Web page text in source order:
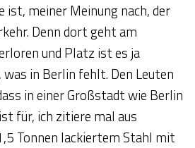
ist, meiner Meinung nach, der
Denn dort geht am
und Platz ist es ja
in Berlin fehlt. Den Leuten
in einer Großstadt wie Berlin
für, ich zitiere mal aus
Tonnen lackiertem Stahl mit